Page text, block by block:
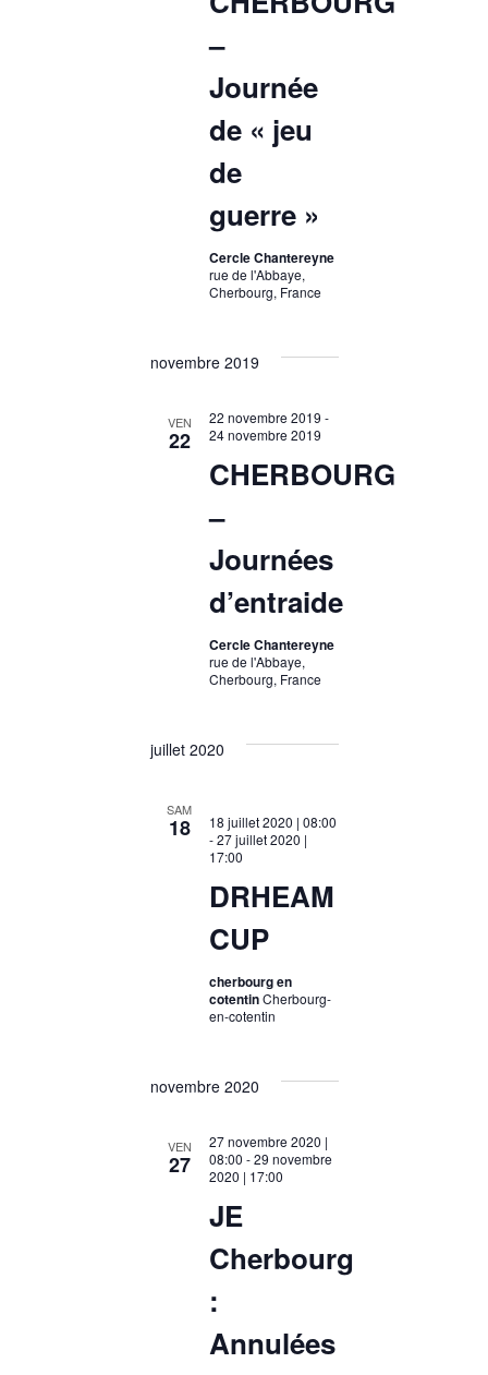
–
Journée
de « jeu
de
guerre »
Cercle Chantereyne
rue de l'Abbaye,
Cherbourg, France
novembre 2019
VEN
22
CHERBOURG
–
Journées
d’entraide
22 novembre 2019 -
24 novembre 2019
Cercle Chantereyne
rue de l'Abbaye,
Cherbourg, France
juillet 2020
SAM
18
DRHEAM
CUP
18 juillet 2020 | 08:00
-27 juillet 2020 |
17:00
cherbourg en
cotentinCherbourg-
en-cotentin
novembre 2020
VEN
27
JE
Cherbourg
:
Annulées
27 novembre 2020 |
08:00 -29 novembre
2020 | 17:00